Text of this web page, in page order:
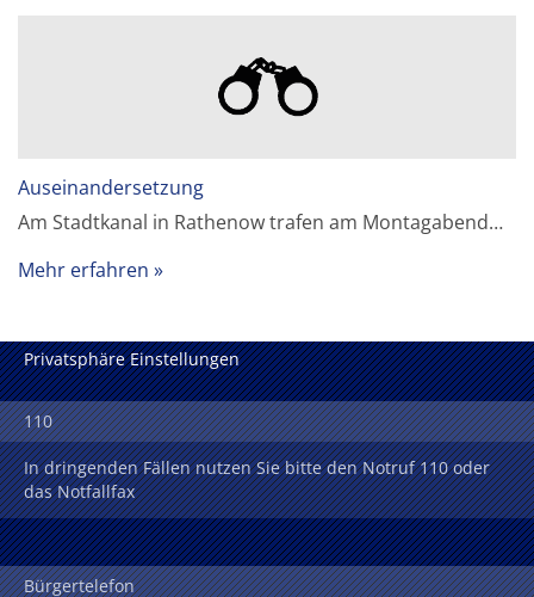
Auseinandersetzung
Am Stadtkanal in Rathenow trafen am Montagabend…
Mehr erfahren
Privatsphäre Einstellungen
110
In dringenden Fällen nutzen Sie bitte den Notruf 110 oder
das Notfallfax
Bürgertelefon